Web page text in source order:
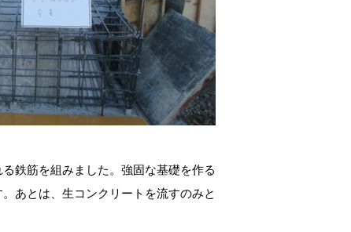
鉄筋を組みました。強固な基礎を作る
あとは、生コンクリートを流すのみと